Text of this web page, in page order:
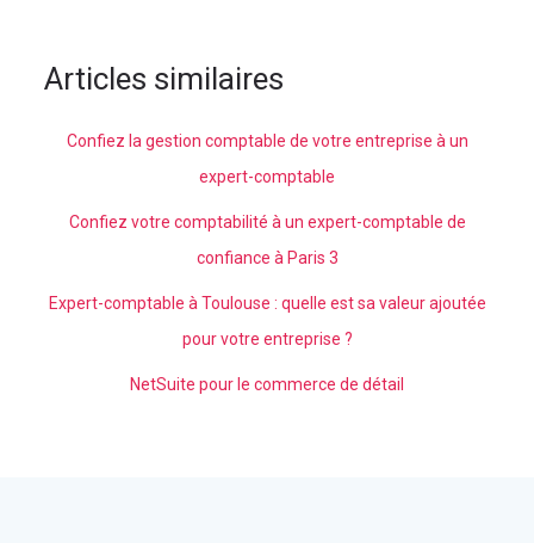
Articles similaires
Confiez la gestion comptable de votre entreprise à un
expert-comptable
Confiez votre comptabilité à un expert-comptable de
confiance à Paris 3
Expert-comptable à Toulouse : quelle est sa valeur ajoutée
pour votre entreprise ?
NetSuite pour le commerce de détail